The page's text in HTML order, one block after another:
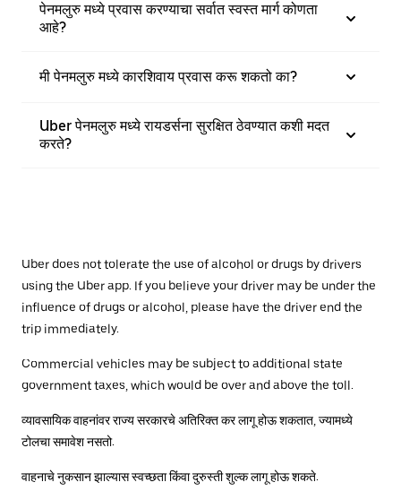
पेनमलुरु मध्ये प्रवास करण्याचा सर्वात स्वस्त मार्ग कोणता
आहे?
मी पेनमलुरु मध्ये कारशिवाय प्रवास करू शकतो का?
Uber पेनमलुरु मध्ये रायडर्सना सुरक्षित ठेवण्यात कशी मदत
करते?
Uber does not tolerate the use of alcohol or drugs by drivers
using the Uber app. If you believe your driver may be under the
influence of drugs or alcohol, please have the driver end the
trip immediately.
Commercial vehicles may be subject to additional state
government taxes, which would be over and above the toll.
व्यावसायिक वाहनांवर राज्य सरकारचे अतिरिक्त कर लागू होऊ शकतात, ज्यामध्ये
टोलचा समावेश नसतो.
वाहनाचे नुकसान झाल्यास स्वच्छता किंवा दुरुस्ती शुल्क लागू होऊ शकते.